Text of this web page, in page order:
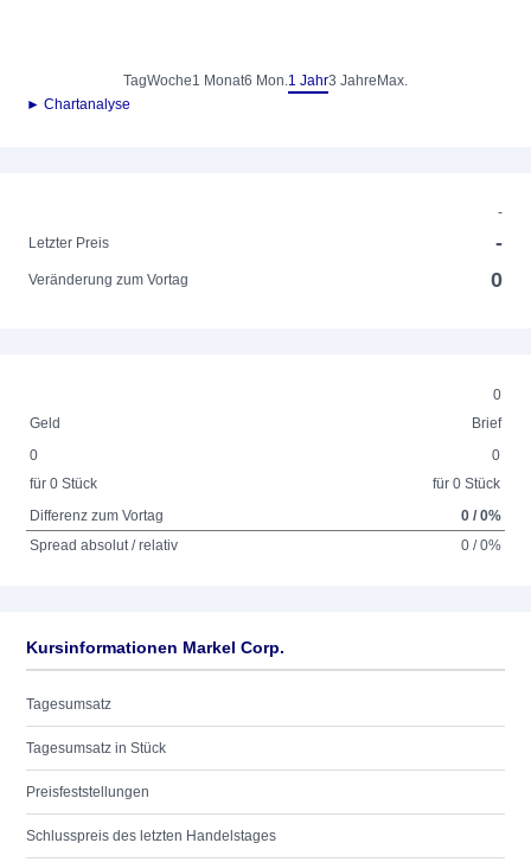
TagWoche1 Monat6 Mon.1 Jahr3 Jahre Max.
► Chartanalyse
-
Letzter Preis
-
Veränderung zum Vortag 0
0
Geld
Brief
0
für 0 Stück
0
für 0 Stück
Differenz zum Vortag
0 / 0%
Spread absolut / relativ
0 / 0%
Kursinformationen Markel Corp.
Tagesumsatz
Tagesumsatz in Stück
Preisfeststellungen
Schlusspreis des letzten Handelstages